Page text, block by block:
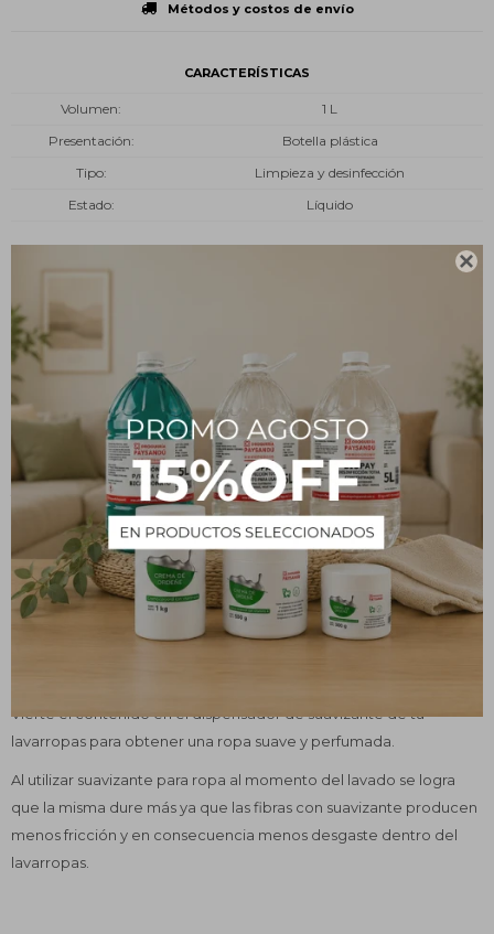

Métodos y costos de envío
CARACTERÍSTICAS
Volumen
1 L
Presentación
Botella plástica
Tipo
Limpieza y desinfección
Estado
Líquido
¿Qué es?
Es un compuesto que mediante sus tensoactivos catiónicos, se
adhieren a las fibras del tejido proporcionando suavidad, volumen
y protegiéndolas del desgaste producido por el stress mecánico
generado en el lavarropas. Perfuma la ropa y gracias a sus
propiedades, también ayuda a la reducción de arrugas y hace
que el planchado de la prenda sea más fácil.
Usos y beneficios
Vierte el contenido en el dispensador de suavizante de tu
lavarropas para obtener una ropa suave y perfumada.
Al utilizar suavizante para ropa al momento del lavado se logra
que la misma dure más ya que las fibras con suavizante producen
menos fricción y en consecuencia menos desgaste dentro del
lavarropas.